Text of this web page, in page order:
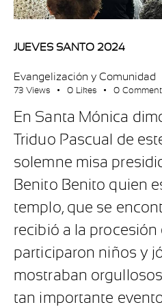
JUEVES SANTO 2024
Evangelización y Comunidad
73 Views 0 Likes 0
En Santa Mónica
Triduo Pascual de
solemne misa
Benito Benito quien
templo, que se
recibió a la procesión
participaron niños y
mostraban
tan importante